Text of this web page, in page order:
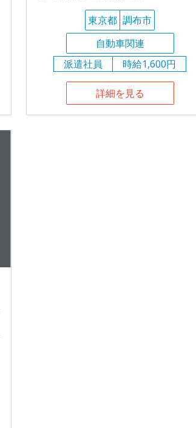
東京都 調布市
自動車関連
派遣社員
時給1,600円
詳細を見る